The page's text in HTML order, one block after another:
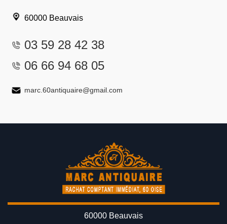
60000 Beauvais
03 59 28 42 38
06 66 94 68 05
marc.60antiquaire@gmail.com
60000 Beauvais